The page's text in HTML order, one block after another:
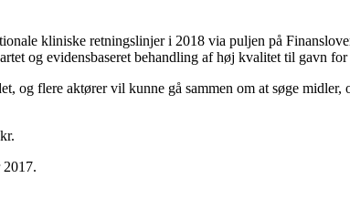
kliniske retningslinjer i 2018 via puljen på
og evidensbaseret behandling af høj kvalitet til gavn for
og flere aktører vil kunne gå sammen om at søge